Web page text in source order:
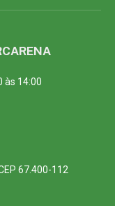
às 14:00
67.400-112